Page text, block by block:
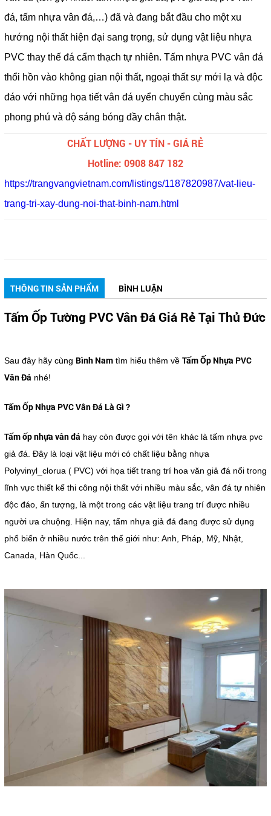
đá, tấm nhựa vân đá,…) đã và đang bắt đầu cho một xu
hướng nội thất hiện đại sang trọng, sử dụng vật liệu nhựa
PVC thay thế đá cẩm thạch tự nhiên. Tấm nhựa PVC vân đá
thổi hồn vào không gian nội thất, ngoại thất sự mới lạ và độc
đáo với những họa tiết vân đá uyển chuyển cùng màu sắc
phong phú và độ sáng bóng đầy chân thật.
CHẤT LƯỢNG - UY TÍN - GIÁ RẺ
Hotline: 0908 847 182
https://trangvangvietnam.com/listings/1187820987/vat-lieu-
trang-tri-xay-dung-noi-that-binh-nam.html
THÔNG TIN SẢN PHẨM BÌNH LUẬN
Tấm Ốp Tường PVC Vân Đá Giá Rẻ Tại Thủ Đức
Sau đây hãy cùng Bình Namtìm hiểu thêm về Tấm Ốp Nhựa PVC
Vân Đá nhé!
Tấm Ốp Nhựa PVC Vân Đá Là Gì ?
Tấm ốp nhựa vân đá hay còn được gọi với tên khác là tấm nhựa pvc
giả đá. Đây là loại vật liệu mới có chất liệu bằng nhựa
Polyvinyl_clorua ( PVC) với họa tiết trang trí hoa văn giả đá nổi trong
lĩnh vực thiết kế thi công nội thất với nhiều màu sắc, vân đá tự nhiên
độc đáo, ấn tượng, là một trong các vật liệu trang trí được nhiều
người ưa chuộng. Hiện nay, tấm nhựa giả đá đang được sử dụng
phổ biến ở nhiều nước trên thế giới như: Anh, Pháp, Mỹ, Nhật,
Canada, Hàn Quốc...